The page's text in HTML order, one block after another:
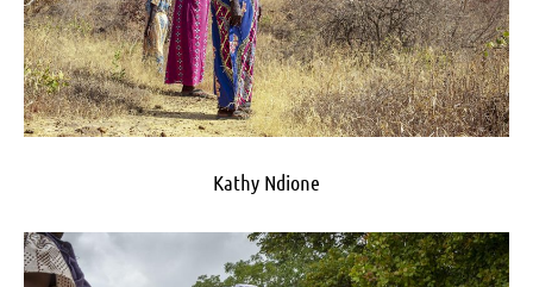
Kathy Ndione